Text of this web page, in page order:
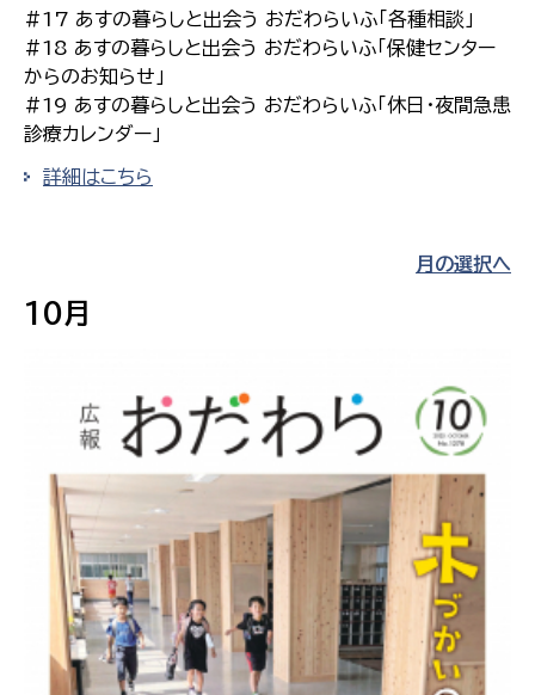
#17 あすの暮らしと出会う おだわらいふ「各種相談」
#18 あすの暮らしと出会う おだわらいふ「保健センター
からのお知らせ」
#19 あすの暮らしと出会う おだわらいふ「休日・夜間急患
診療カレンダー」
詳細はこちら
月の選択へ
10月